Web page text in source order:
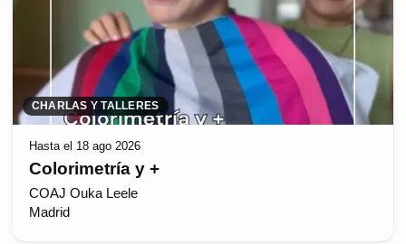
CHARLAS Y TALLERES
Hasta el 18 ago 2026
Colorimetría y +
COAJ Ouka Leele
Madrid